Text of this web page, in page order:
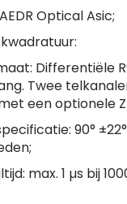
Optical Asic;
Differentiële
Twee
een optionele
90°
max. 1 µs bij